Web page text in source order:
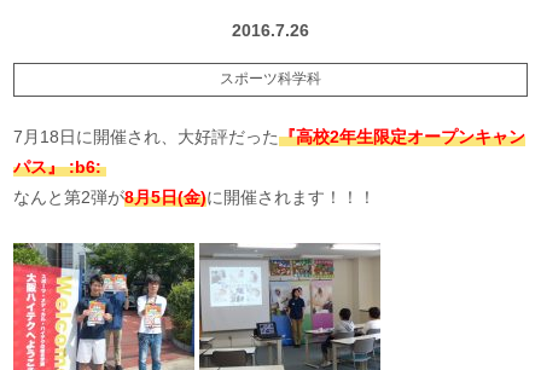
2016.7.26
スポーツ科学科
7月18日に開催され、大好評だった『高校2年生限定オープンキャン
パス』 :b6:
なんと第2弾が8月5日(金)に開催されます！！！